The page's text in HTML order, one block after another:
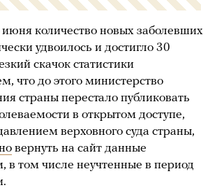
количество новых заболевших
удвоилось и достигло 30
скачок статистики
что до этого министерство
страны перестало публиковать
в открытом доступе,
верховного суда страны,
вернуть на сайт данные
в том числе неучтенные в период